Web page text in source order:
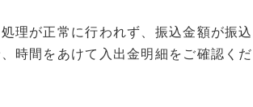
理が正常に行われず、振込金額が振
時間をあけて入出金明細をご確認くだ